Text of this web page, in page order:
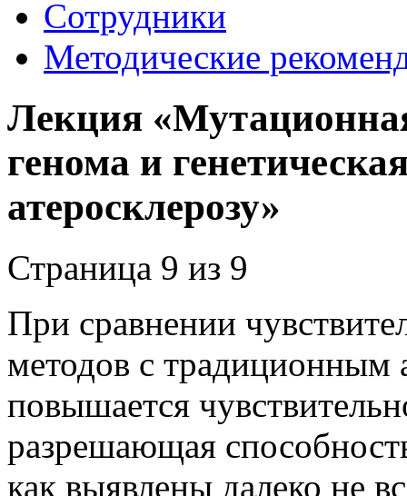
Сотрудники
Методические
Лекция
генома и
атеросклерозу»
Страница 9 из 9
При сравнении
методов с традиционным
повышается
разрешающая
как выявлены далеко не